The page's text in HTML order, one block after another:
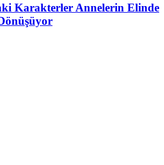
Karakterler Annelerin Elinde